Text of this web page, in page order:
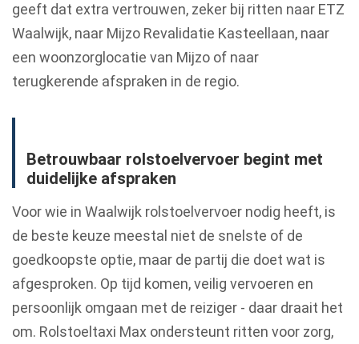
geeft dat extra vertrouwen, zeker bij ritten naar ETZ
Waalwijk, naar Mijzo Revalidatie Kasteellaan, naar
een woonzorglocatie van Mijzo of naar
terugkerende afspraken in de regio.
Betrouwbaar rolstoelvervoer begint met
duidelijke afspraken
Voor wie in Waalwijk rolstoelvervoer nodig heeft, is
de beste keuze meestal niet de snelste of de
goedkoopste optie, maar de partij die doet wat is
afgesproken. Op tijd komen, veilig vervoeren en
persoonlijk omgaan met de reiziger - daar draait het
om. Rolstoeltaxi Max ondersteunt ritten voor zorg,